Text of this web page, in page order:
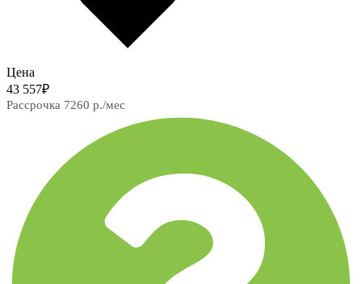
Цена
43 557₽
Рассрочка 7260 р./мес